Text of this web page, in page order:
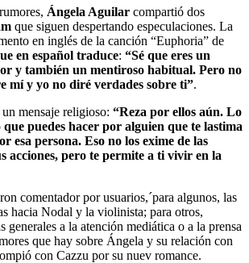
Ángela Aguilar compartió dos
que siguen despertando especulaciones. La
en inglés de la canción “Euphoria” de
en español traduce: “Sé que eres un
y también un mentiroso habitual. Pero no
mí y yo no diré verdades sobre ti”.
mensaje religioso: “Reza por ellos aún. Lo
puedes hacer por alguien que te lastima
esa persona. Eso no los exime de las
acciones, pero te permite a ti vivir en la
comentador por usuarios,´para algunos, las
hacia Nodal y la violinista; para otros,
generales a la atención mediática o a la prensa
que hay sobre Ángela y su relación con
con Cazzu por su nuev romance.